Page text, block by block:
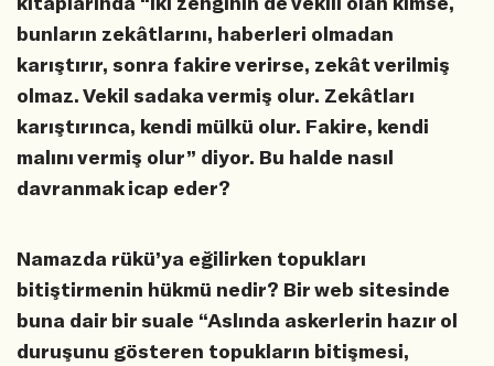
bunların zekâtlarını, haberleri olmadan
karıştırır, sonra fakire verirse, zekât verilmiş
olmaz. Vekil sadaka vermiş olur. Zekâtları
karıştırınca, kendi mülkü olur. Fakire, kendi
malını vermiş olur” diyor. Bu halde nasıl
davranmak icap eder?
Namazda rükü’ya eğilirken topukları
bitiştirmenin hükmü nedir? Bir web sitesinde
buna dair bir suale “Aslında askerlerin hazır ol
duruşunu gösteren topukların bitişmesi,